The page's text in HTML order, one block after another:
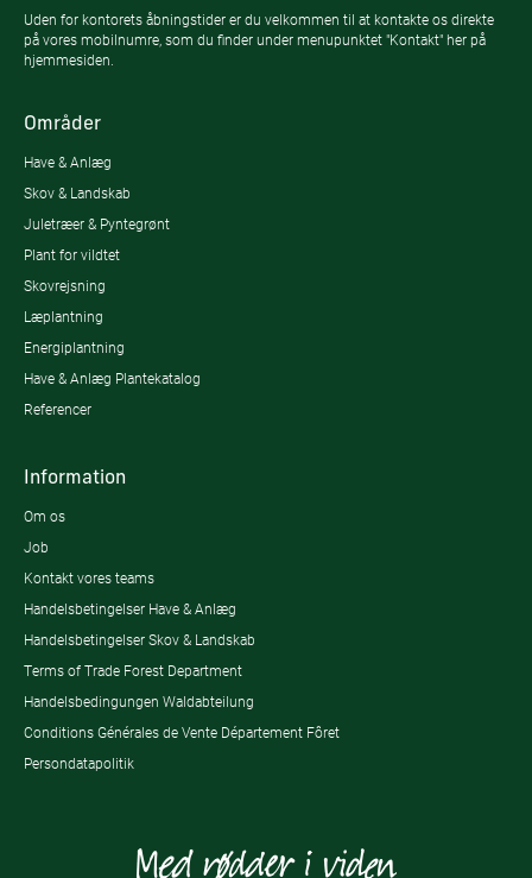
Uden for kontorets åbningstider er du velkommen til at kontakte os direkte
på vores mobilnumre, som du finder under menupunktet "Kontakt" her på
hjemmesiden.
Områder
Have & Anlæg
Skov & Landskab
Juletræer & Pyntegrønt
Plant for vildtet
Skovrejsning
Læplantning
Energiplantning
Have & Anlæg Plantekatalog
Referencer
Information
Om os
Job
Kontakt vores teams
Handelsbetingelser Have & Anlæg
Handelsbetingelser Skov & Landskab
Terms of Trade Forest Department
Handelsbedingungen Waldabteilung
Conditions Générales de Vente Département Fôret
Persondatapolitik